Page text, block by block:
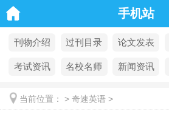
手机站
刊物介绍 过刊目录 论文发表
考试资讯 名校名师 新闻资讯
当前位置： > 奇速英语 >